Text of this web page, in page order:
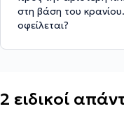
στη βάση του
οφείλεται?
2 ειδικοί